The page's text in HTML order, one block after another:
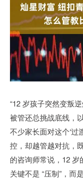
“12 岁孩子突然变叛
被管还总挑战底线，
不少家长面对这个‘过
控，却越管越对抗，
的咨询师常说，12
关键不是 “压制”，而